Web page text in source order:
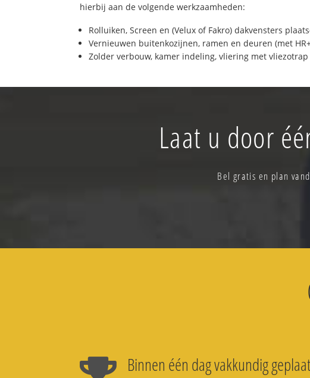
hierbij aan de volgende werkzaamheden:
Rolluiken, Screen en (Velux of Fakro) dakvensters
Vernieuwen buitenkozijnen, ramen en deuren (met
Zolder verbouw, kamer indeling, vliering met
Laat u door
Bel gratis en plan
Binnen één dag vakkundig